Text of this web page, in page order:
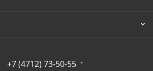
+7 (4712) 73-50-55